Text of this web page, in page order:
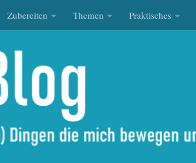
Zubereiten Themen Praktisches